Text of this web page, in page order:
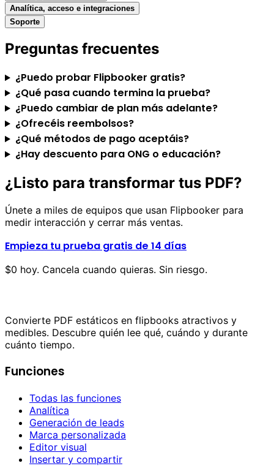
Analítica, acceso e integraciones
Soporte
Preguntas frecuentes
¿Puedo probar Flipbooker gratis?
¿Qué pasa cuando termina la prueba?
¿Puedo cambiar de plan más adelante?
¿Ofrecéis reembolsos?
¿Qué métodos de pago aceptáis?
¿Hay descuento para ONG o educación?
¿Listo para transformar tus PDF?
Únete a miles de equipos que usan Flipbooker para
medir interacción y cerrar más ventas.
Empieza tu prueba gratis de 14 días
$0 hoy. Cancela cuando quieras. Sin riesgo.
Convierte PDF estáticos en flipbooks atractivos y
medibles. Descubre quién lee qué, cuándo y durante
cuánto tiempo.
Funciones
Todas las funciones
Analítica
Generación de leads
Marca personalizada
Editor visual
Insertar y compartir